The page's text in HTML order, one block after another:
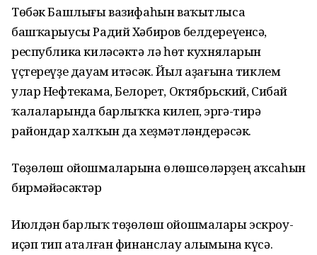
Төбәк Башлығы вазифаһын ваҡытлыса
башҡарыусы Радий Хәбиров белдереүенсә,
республика киләсәктә лә һөт кухняларын
үҫтереүҙе дауам итәсәк. Йыл аҙағына тиклем
улар Нефтекама, Белорет, Октябрьский, Сибай
ҡалаларында барлыҡҡа килеп, эргә-тирә
райондар халҡын да хеҙмәтләндерәсәк.
Төҙөлөш ойошмаларына өлөшсөләрҙең аҡсаһын
бирмәйәсәктәр
Июлдән барлыҡ төҙөлөш ойошмалары эскроу-
иҫәп тип аталған финанслау алымына күсә.